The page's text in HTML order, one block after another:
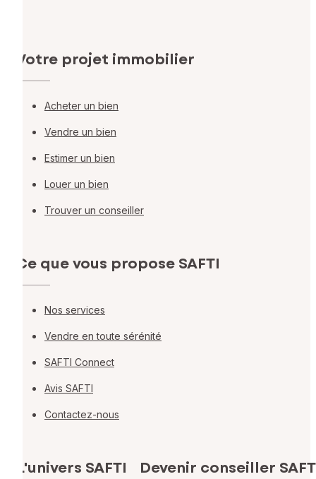
Votre projet immobilier
Acheter un bien
Vendre un bien
Estimer un bien
Louer un bien
Trouver un conseiller
Ce que vous propose SAFTI
Nos services
Vendre en toute sérénité
SAFTI Connect
Avis SAFTI
Contactez-nous
L'univers SAFTI Devenir conseiller